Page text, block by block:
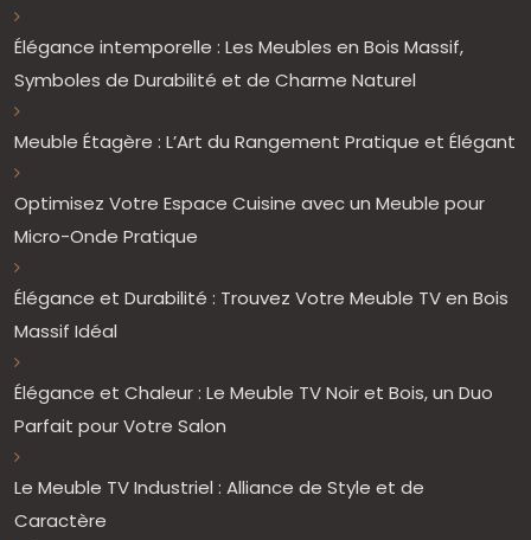
Élégance intemporelle : Les Meubles en Bois Massif,
Symboles de Durabilité et de Charme Naturel
Meuble Étagère : L’Art du Rangement Pratique et Élégant
Optimisez Votre Espace Cuisine avec un Meuble pour
Micro-Onde Pratique
Élégance et Durabilité : Trouvez Votre Meuble TV en Bois
Massif Idéal
Élégance et Chaleur : Le Meuble TV Noir et Bois, un Duo
Parfait pour Votre Salon
Le Meuble TV Industriel : Alliance de Style et de
Caractère